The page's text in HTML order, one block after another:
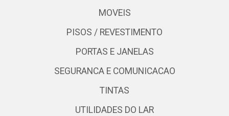
MOVEIS
PISOS / REVESTIMENTO
PORTAS E JANELAS
SEGURANCA E COMUNICACAO
TINTAS
UTILIDADES DO LAR